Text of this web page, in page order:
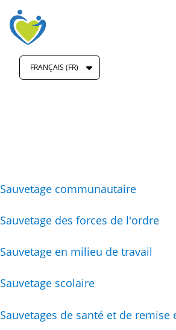
FRANÇAIS (FR)
Sauvetage communautaire
Sauvetage des forces de l'ordre
Sauvetage en milieu de travail
Sauvetage scolaire
Sauvetages de santé et de remise